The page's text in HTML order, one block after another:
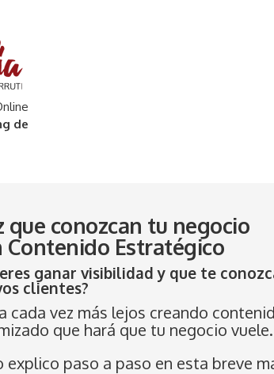
de
que conozcan tu negocio
Contenido Estratégico
ganar visibilidad y que te
clientes?
cada vez más lejos creando
que hará que tu negocio vuele.
explico paso a paso en esta breve